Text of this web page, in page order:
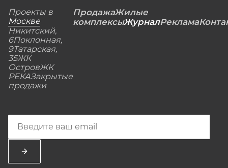
Проекты в
Москве
Никитский,
6Поклонная,
9Татарская,
35ЖК
ОстровЖК
РЕКАЗакрытые
продажи
ПродажаЖилые
комплексыЖурналРеклама